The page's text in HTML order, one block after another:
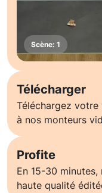
Télécharger
Téléchargez
à nos monteurs
Profite
En 15-30
haute qualité